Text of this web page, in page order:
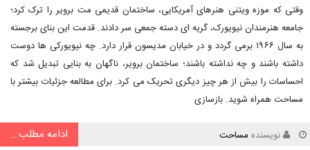
وقتی که موزه ویتنی هنرهای آمریکایی، ساختمان قدیمی مت برویر را ترک کرد؛
جامعه هنرمندان نیویورک، گریه ای دسته جمعی سر دادند. قدمت این بنای برجسته
به سال ۱۹۶۶ برمی گردد و در خیابان مدیسون قرار دارد. چه نیویورکی ها دوست
داشته باشند و چه نداشته باشند؛ ساختمان برویر، ناگهان به بنایی تبدیل شد که
احساسات را بیش از هر چیز دیگری تحریک می کرد. برای مطالعه جزئیات بیشتر با
مساحت همراه شوید. بازسازی
نویسنده مساحت ادامه مطلب...